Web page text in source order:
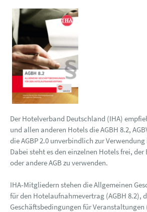
Der Hotelverband Deutschland (IHA)
und allen anderen Hotels die AGBH 8.2,
die AGBP 2.0 unverbindlich zur
Dabei steht es den einzelnen Hotels frei,
oder andere AGB zu verwenden.
IHA-Mitgliedern stehen die Allgemeinen
für den Hotelaufnahmevertrag (AGBH 8.2),
Geschäftsbedingungen für Veranstaltungen